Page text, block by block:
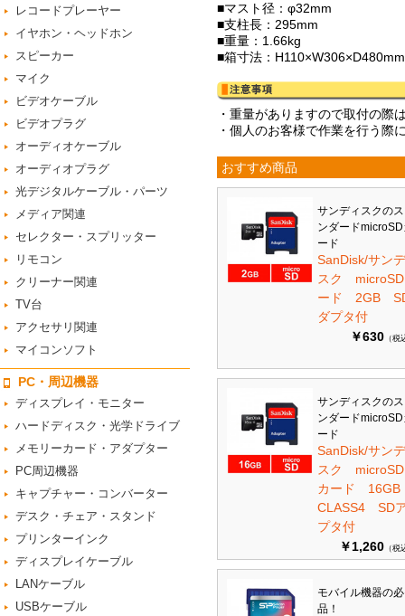
レコードプレーヤー
イヤホン・ヘッドホン
スピーカー
マイク
ビデオケーブル
ビデオプラグ
オーディオケーブル
オーディオプラグ
光デジタルケーブル・パーツ
メディア関連
セレクター・スプリッター
リモコン
クリーナー関連
TV台
アクセサリ関連
マイコンソフト
PC・周辺機器
ディスプレイ・モニター
ハードディスク・光学ドライブ
メモリーカード・アダプター
PC周辺機器
キャプチャー・コンバーター
デスク・チェア・スタンド
プリンターインク
ディスプレイケーブル
LANケーブル
USBケーブル
■マスト径：φ32mm
■支柱長：295mm
■重量：1.66kg
■箱寸法：H110×W306×D480mm
・重量がありますので取付の際
・個人のお客様で作業を行う際
おすすめ商品
サンディスクの
ンダード
ード
SanDisk/サン
スク
ード 2GB
ダプタ付
￥630 （税
サンディスクの
ンダード
ード
SanDisk/サン
スク
カード
CLASS4 SD
プタ付
￥1,260 （税
モバイル機器の
品！